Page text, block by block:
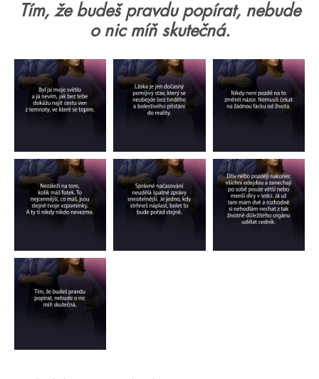
Tím, že budeš pravdu popírat, nebude
o nic míň skutečná.